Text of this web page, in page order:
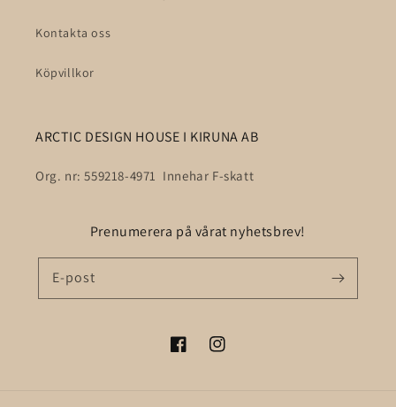
Kontakta oss
Köpvillkor
ARCTIC DESIGN HOUSE I KIRUNA AB
Org. nr: 559218-4971 Innehar F-skatt
Prenumerera på vårat nyhetsbrev!
E-post
FacebookInstagram